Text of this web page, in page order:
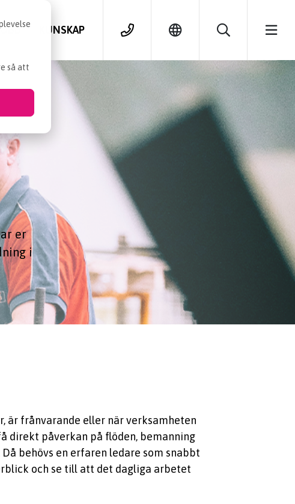
så att
KUNSKAP
er
i
är frånvarande eller när verksamheten
direkt påverkan på flöden, bemanning
behövs en erfaren ledare som snabbt
och se till att det dagliga arbetet